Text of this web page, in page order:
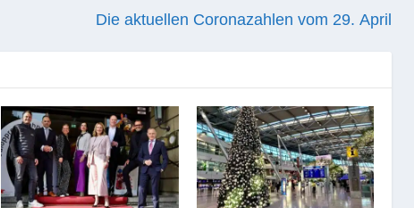
Die aktuellen Coronazahlen vom 29. April